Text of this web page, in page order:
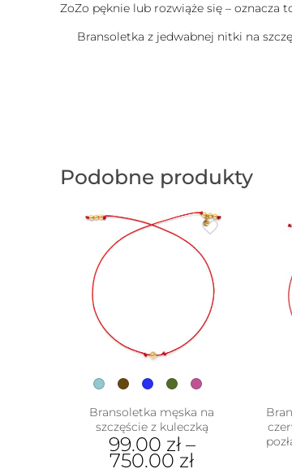
ZoZo pęknie lub rozwiąże się – oznacza
Bransoletka z jedwabnej nitki na
Podobne produkty
Bransoletka męska na
szczęście z kuleczką
99.00 zł–
750.00 zł